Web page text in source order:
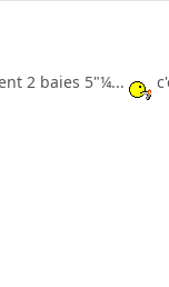
2 baies 5"¼...